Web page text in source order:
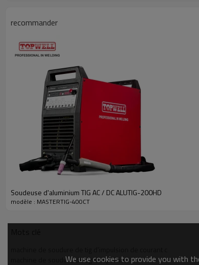
Plage d'intensité: 5-400A
400A à 26V @ 60% Duty Cycle
Poids: 80 kg
TIG pulsé conventionnel
Typiquement de 0,2 à 10 PPS. Fournit un effet de
produit également un motif d'ondulation distinct dans le
également être coordonnée avec l'addition de métal
TIG pulsé à grande vitesse
Au-delà de 40 PPS, le TIG pulsé devient plus audible que
entre un pic élevé et un ampérage de fond faible - peut
Vague carrée standard
L'onde carrée standard offre des transitions rapides entre
profonde et des vitesses de déplacement rapides.
Onde sinusoïdale
L'onde sinusoïdale est un arc doux avec la sensation d'une
d'ampérage zéro élimine également le besoin d'une haute
recommander
Soudeuse d'aluminium TIG AC / DC ALUTIG-200HD
modèle : MASTERTIG-400CT
machine de soudure de tig d'impulsion
We use cookies to provide you with